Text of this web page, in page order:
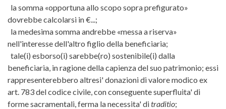
la somma «opportuna allo scopo sopra prefigurato»
dovrebbe calcolarsi in €...;
la medesima somma andrebbe «messa a riserva»
nell'interesse dell'altro figlio della beneficiaria;
tale(i) esborso(i) sarebbe(ro) sostenibile(i) dalla
beneficiaria, in ragione della capienza del suo patrimonio; essi
rappresenterebbero altresi' donazioni di valore modico ex
art. 783 del codice civile, con conseguente superfluita' di
forme sacramentali, ferma la necessita' ditraditio;